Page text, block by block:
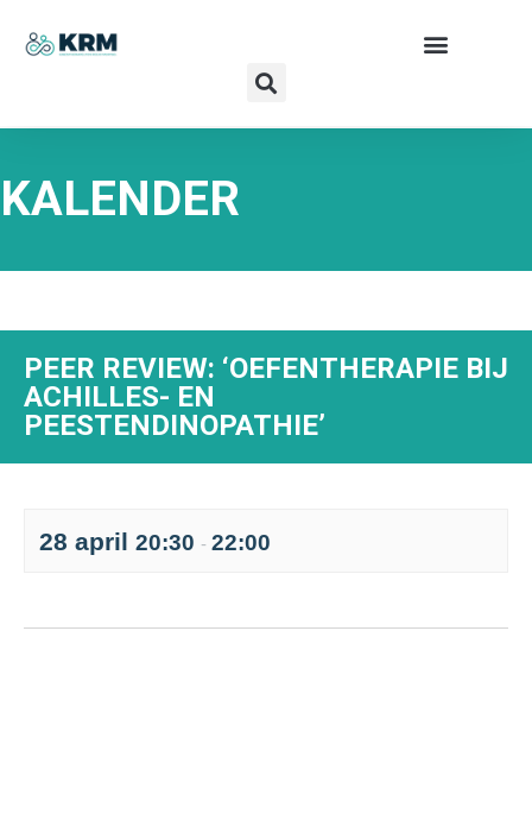
KALENDER
PEER REVIEW: ‘OEFENTHERAPIE BIJ
ACHILLES- EN
PEESTENDINOPATHIE’
28 april 20:30 - 22:00